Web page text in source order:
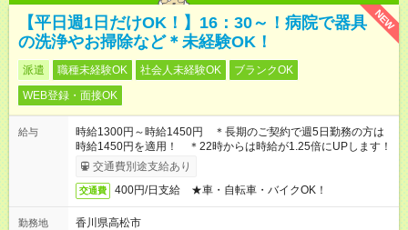
NEW
【平日週1日だけOK！】16：30～！病院で器具
の洗浄やお掃除など＊未経験OK！
派遣 職種未経験OK 社会人未経験OK
ブランクOK
WEB登録・面接OK
給与
時給1300円～時給1450円 ＊長期のご契約で週5日勤務の方は
時給1450円を適用！ ＊22時からは時給が1.25倍にUPします！
交通費別途支給あり
交通費 400円/日支給 ★車・自転車・バイクOK！
勤務地
香川県高松市